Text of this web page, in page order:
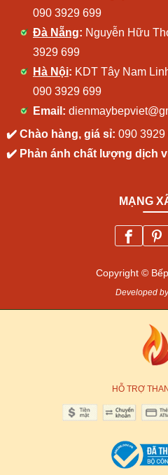
090 3929 699
Đà Nẵng: Nguyễn Hữu
3929 699
Hà Nội: KDT Tây Nam
090 3929 699
Email:
✔️ Chào hàng, giá sỉ: 090 3929
✔️ Phản ánh chất lượng dịch
MẠNG
Copyright ©
Developed
HỖ TRỢ